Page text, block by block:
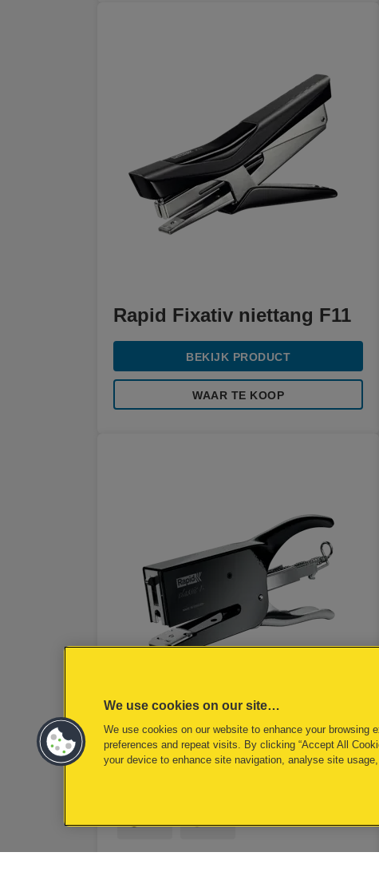
Rapid Fixativ niettang F11
BEKIJK PRODUCT
WAAR TE KOOP
Rapid Classic K1+ niettang
voor nr. 24 nietjes
We use cookies on our site…
We use cookies on our website to enhance your browsing
preferences and repeat visits. By clicking “Accept All
your device to enhance site navigation, analyse site